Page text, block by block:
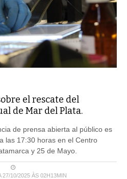
el rescate del
de Mar del Plata.
de prensa abierta al público es
las 17:30 horas en el Centro
y 25 de Mayo.
27/10/2025 ÀS 02H13MIN